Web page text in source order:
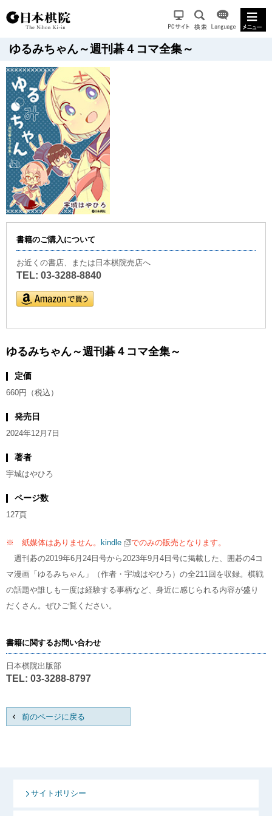
ゆるみちゃん～週刊碁４コマ全集～
書籍のご購入について
お近くの書店、または日本棋院売店へ
TEL: 03-3288-8840
ゆるみちゃん～週刊碁４コマ全集～
定価
660円（税込）
発売日
2024年12月7日
著者
宇城はやひろ
ページ数
127頁
※ 紙媒体はありません。 kindle
でのみの販売となります。
週刊碁の2019年6月24日号から2023年9月4日号に掲載した、囲碁の4コ
マ漫画「ゆるみちゃん」（作者・宇城はやひろ）の全211回を収録。棋戦
の話題や誰しも一度は経験する事柄など、身近に感じられる内容が盛り
だくさん。ぜひご覧ください。
書籍に関するお問い合わせ
日本棋院出版部
TEL: 03-3288-8797
前のページに戻る
サイトポリシー